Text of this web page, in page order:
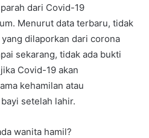
dari Covid-19
Menurut data terbaru, tidak
dilaporkan dari corona
sekarang, tidak ada bukti
Covid-19 akan
kehamilan atau
setelah lahir.
wanita hamil?